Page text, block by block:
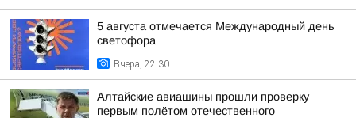
5 августа отмечается Международный день
светофора
Вчера, 22:30
Алтайские авиашины прошли проверку
первым полётом отечественного